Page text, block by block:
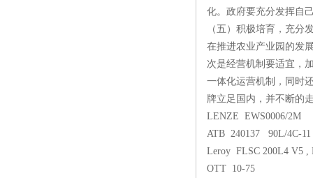
化。政府要充分发挥自
（五）积极培育，充分
在推进农业产业园的发
次是经营机制要适宜，
一体化运营机制，同时
牌立足国内，并不断的
LENZE EWS0006/2M
ATB 240137 90L/4C-
Leroy FLSC 200L4 V5 ,
OTT 10-75